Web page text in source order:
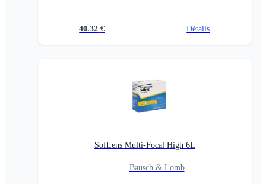
40.32 € Détails
SofLens Multi-Focal High 6L
Bausch & Lomb